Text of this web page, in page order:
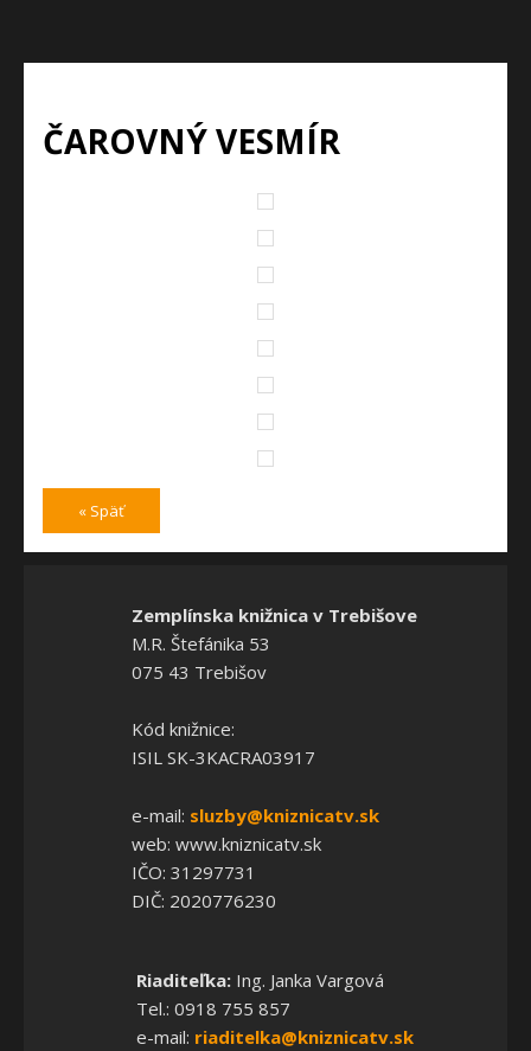
ČAROVNÝ VESMÍR
« Späť
Zemplínska knižnica v Trebišove
M.R. Štefánika 53
075 43 Trebišov
Kód knižnice:
ISIL SK-3KACRA03917
e-mail: sluzby@kniznicatv.sk
web: www.kniznicatv.sk
IČO: 31297731
DIČ: 2020776230
Riaditeľka:Ing. Janka Vargová
Tel.: 0918 755 857
e-mail: riaditelka@kniznicatv.sk